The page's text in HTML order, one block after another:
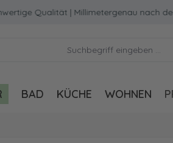
Qualität | Millimetergenau nach
BAD KÜCHE WOHNEN